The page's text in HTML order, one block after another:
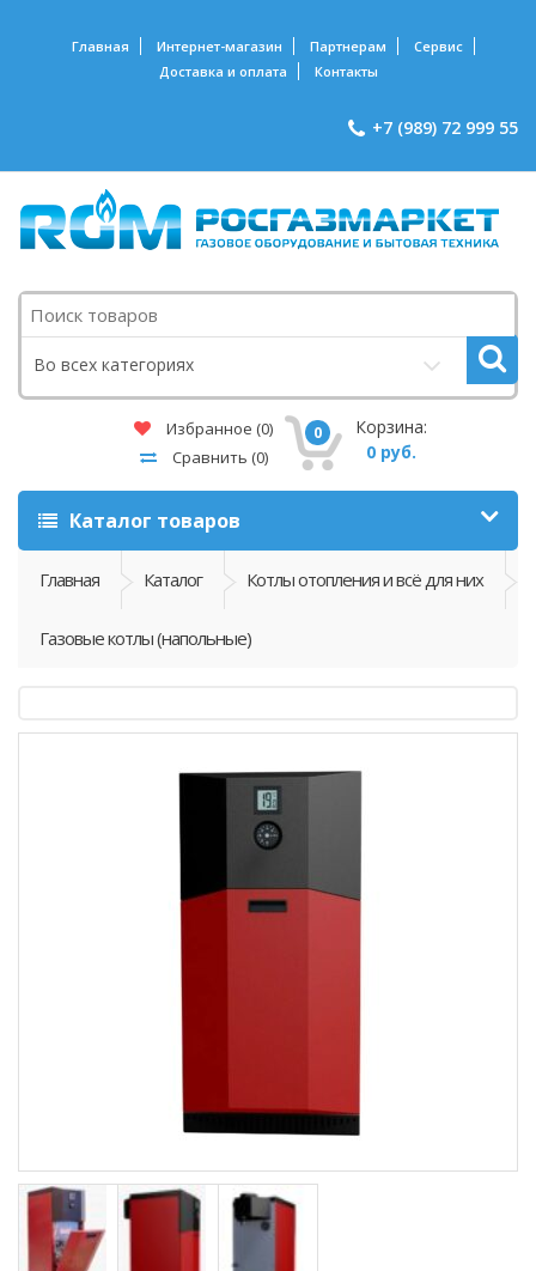
Главная Интернет-магазин Партнерам
Сервис
Доставка и оплата
Контакты
+7 (989) 72 999 55
Поиск
Во всех категориях
Избранное (0)
Сравнить (0)
0
Корзина:
0 руб.
Каталог товаров
Главная Каталог Котлы отопления и всё для них
Газовые котлы (напольные)